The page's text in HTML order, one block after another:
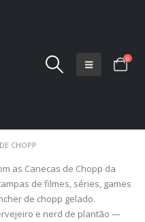
0
CHOPP
as Canecas de Chopp da
de filmes, séries, games
de chopp gelado.
e nerd de plantão —